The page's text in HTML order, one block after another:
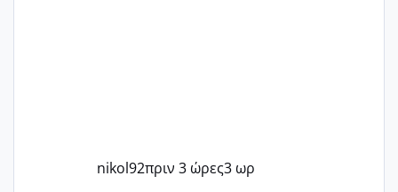
nikol92πριν 3 ώρες3 ωρ